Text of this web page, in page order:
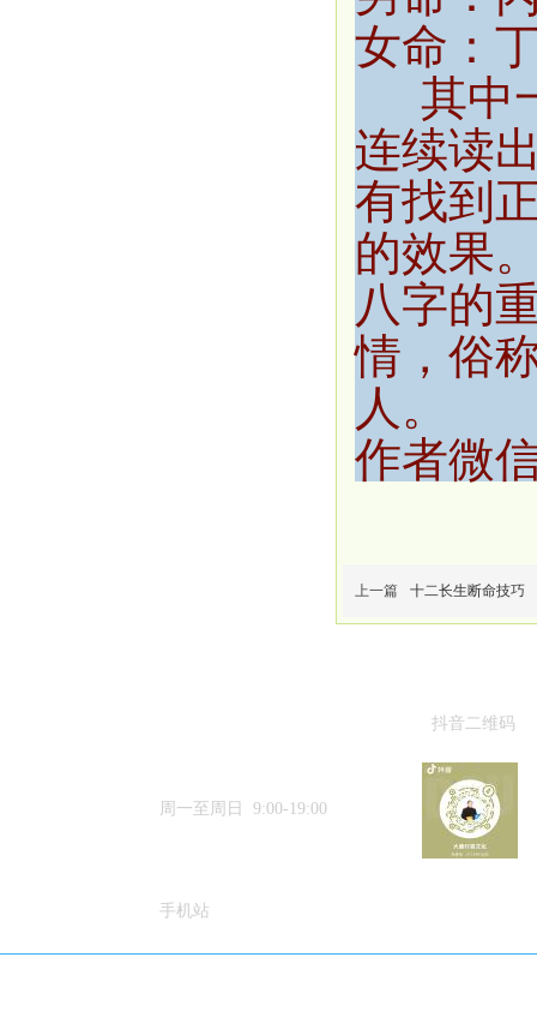
女命：
其中
连续读
有找到
的效果
八字的
情，俗
人。
作者微
上一篇 十二长生断命技巧
周一至周日 9:00-19:00
抖音二维码
手机站